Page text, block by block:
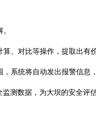
、对比等操作，提取出有
系统将自动发出报警信息
测数据，为大坝的安全评